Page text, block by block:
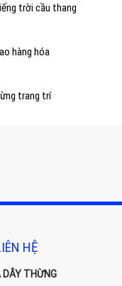
trời cầu thang
hàng hóa
trang trí
HỆ
DÂY THỪNG